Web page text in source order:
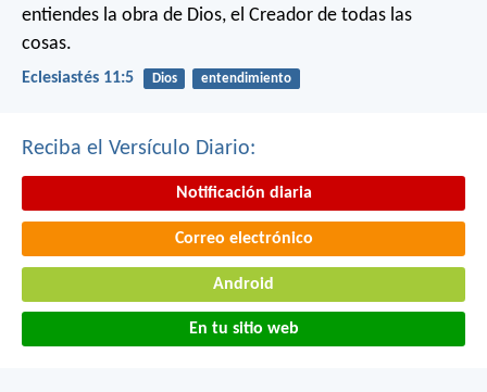
entiendes la obra de Dios, el Creador de todas las
cosas.
Eclesiastés 11:5 Dios entendimiento
Reciba el Versículo Diario:
Notificación diaria
Correo electrónico
Android
En tu sitio web